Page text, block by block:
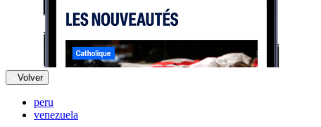
Volver
peru
venezuela